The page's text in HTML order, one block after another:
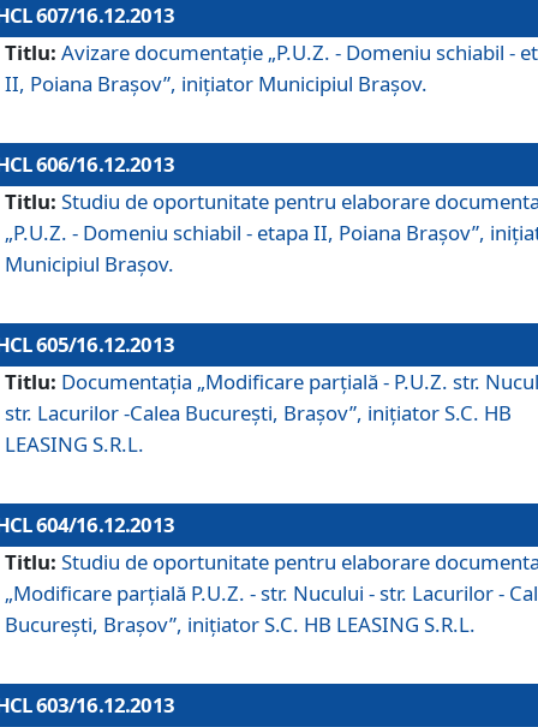
607/16.12.2013
Titlu: Avizare documentaţie „P.U.Z. - Domeniu schiabil -
II, Poiana Braşov”, iniţiator Municipiul Braşov.
606/16.12.2013
Titlu: Studiu de oportunitate pentru elaborare
„P.U.Z. - Domeniu schiabil - etapa II, Poiana Braşov”,
Municipiul Braşov.
605/16.12.2013
Titlu: Documentaţia „Modificare parţială - P.U.Z. str.
str. Lacurilor -Calea Bucureşti, Braşov”, iniţiator S.C. HB
LEASING S.R.L.
604/16.12.2013
Titlu: Studiu de oportunitate pentru elaborare
„Modificare parţială P.U.Z. - str. Nucului - str. Lacurilor -
Bucureşti, Braşov”, iniţiator S.C. HB LEASING S.R.L.
603/16.12.2013